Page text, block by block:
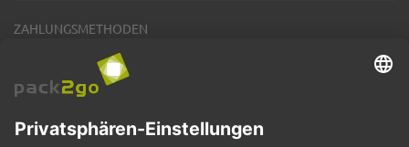
ZAHLUNGSMETHODEN
VERSANDARTEN